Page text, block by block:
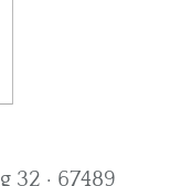
32 · 67489